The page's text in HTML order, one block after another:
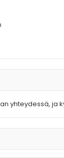
yhteydessä, ja